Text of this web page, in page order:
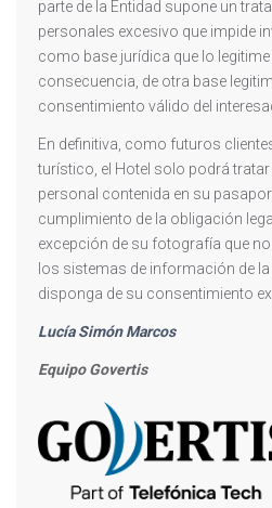
parte de la Entidad supone un
personales excesivo que impide
como base jurídica que lo legitime
consecuencia, de otra base
consentimiento válido del
En definitiva, como futuros
turístico, el Hotel solo podrá
personal contenida en su
cumplimiento de la obligación
excepción de su fotografía que
los sistemas de información de
disponga de su consentimiento
Lucía Simón Marcos
Equipo Govertis